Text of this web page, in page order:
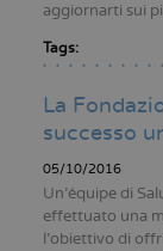
aggiornarti sui
Tags:
La
successo
05/10/2016
Un’équipe di
effettuato una
l’obiettivo di